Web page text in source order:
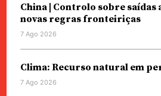
China | Controlo sobre saídas
novas regras fronteiriças
7 Ago 2026
Clima: Recurso natural em
7 Ago 2026